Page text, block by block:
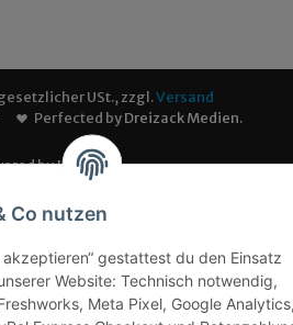
Co nutzen
akzeptieren“ gestattest du den Einsatz
Website: Technisch notwendig,
Meta Pixel, Google
USt., zzgl.Versand
Perfected byDreizack Medien.
byJTL-Shop